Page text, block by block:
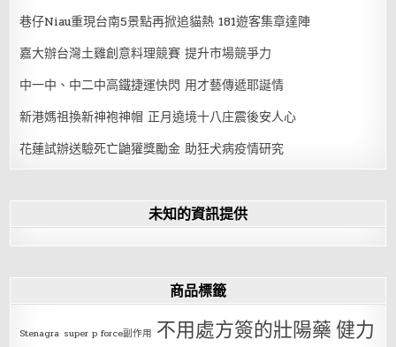
巷仔Niau重現台南5景點再掀追貓熱 181遊客集章達陣
嘉大辦台灣土雞創意料理競賽 提升市場競爭力
中一中、中二中高鐵捷運快閃 用才藝傳遞耶誕情
新港媽祖換新神袍神帽 正月遶境十八庄震後安人心
花蓮試辦送驗死亡鼬獾獎勵金 助狂犬病疫情研究
未知的資訊提供
商品標籤
Stenagra super p force副作用 不用處方簽的壯陽藥健力